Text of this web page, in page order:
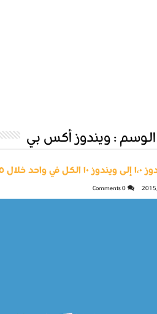
:ويندوز أكس بي
خلال ١٥ ثانية!
0 Comments